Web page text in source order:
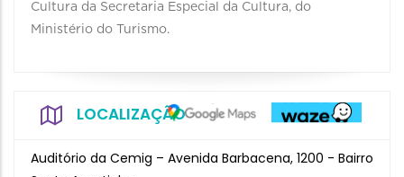
Cultura da Secretaria Especial da Cultura, do
Ministério do Turismo.
LOCALIZAÇÃO
Auditório da Cemig – Avenida Barbacena, 1200 - Bairro